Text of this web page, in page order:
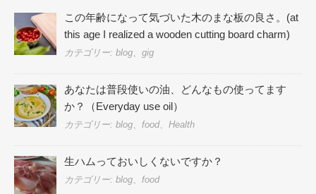
この年齢になって気づいた木のまな板の良さ。(at
this age I realized a wooden cutting board charm)
カテゴリー: blog、gig
あなたは普段使いの油、どんなもの使ってます
か？（Everyday use oil）
カテゴリー: blog、food、Health
生ハムっておいしくないですか？
カテゴリー: blog、food